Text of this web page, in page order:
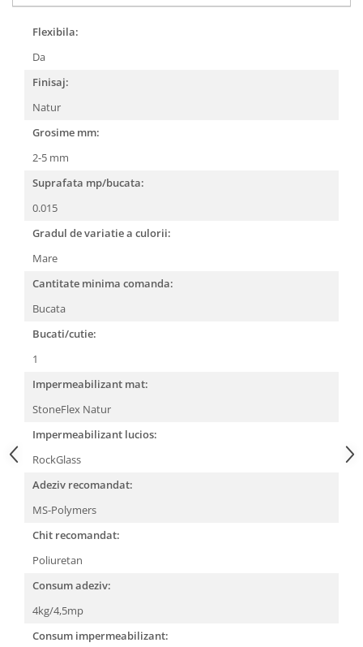
Flexibila:
Da
Finisaj:
Natur
Grosime mm:
2-5 mm
Suprafata mp/bucata:
0.015
Gradul de variatie a culorii:
Mare
Cantitate minima comanda:
Bucata
Bucati/cutie:
1
Impermeabilizant mat:
StoneFlex Natur
Impermeabilizant lucios:
RockGlass
Adeziv recomandat:
MS-Polymers
Chit recomandat:
Poliuretan
Consum adeziv:
4kg/4,5mp
Consum impermeabilizant: